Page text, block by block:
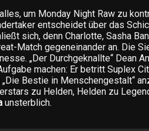
um Monday Night Raw zu
entscheidet über das
sich, denn Charlotte, Sasha
Match gegeneinander an. Die
„Der Durchgeknallte“ Dean
machen: Er betritt Suplex
Bestie in Menschengestalt“
zu Helden, Helden zu
unsterblich.